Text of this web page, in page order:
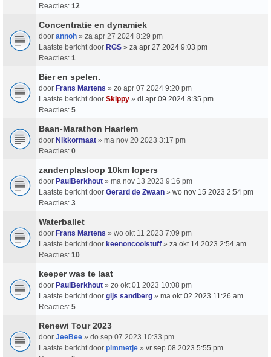
Reacties: 12
Concentratie en dynamiek
door annoh » za apr 27 2024 8:29 pm
Laatste bericht door RGS » za apr 27 2024 9:03 pm
Reacties: 1
Bier en spelen.
door Frans Martens » zo apr 07 2024 9:20 pm
Laatste bericht door Skippy » di apr 09 2024 8:35 pm
Reacties: 5
Baan-Marathon Haarlem
door Nikkormaat » ma nov 20 2023 3:17 pm
Reacties: 0
zandenplasloop 10km lopers
door PaulBerkhout » ma nov 13 2023 9:16 pm
Laatste bericht door Gerard de Zwaan » wo nov 15 2023 2:54 pm
Reacties: 3
Waterballet
door Frans Martens » wo okt 11 2023 7:09 pm
Laatste bericht door keenoncoolstuff » za okt 14 2023 2:54 am
Reacties: 10
keeper was te laat
door PaulBerkhout » zo okt 01 2023 10:08 pm
Laatste bericht door gijs sandberg » ma okt 02 2023 11:26 am
Reacties: 5
Renewi Tour 2023
door JeeBee » do sep 07 2023 10:33 pm
Laatste bericht door pimmetje » vr sep 08 2023 5:55 pm